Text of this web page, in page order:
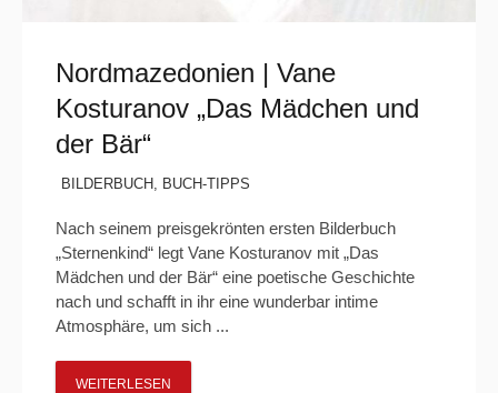
Nordmazedonien | Vane
Kosturanov „Das Mädchen und
der Bär“
BILDERBUCH , BUCH-TIPPS
Nach seinem preisgekrönten ersten Bilderbuch
„Sternenkind“ legt Vane Kosturanov mit „Das
Mädchen und der Bär“ eine poetische Geschichte
nach und schafft in ihr eine wunderbar intime
Atmosphäre, um sich ...
WEITERLESEN